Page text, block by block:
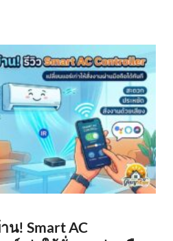
น! Smart AC